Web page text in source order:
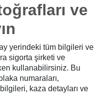
ve
yerindeki tüm bilgileri ve
sigorta şirketi ve
kullanabilirsiniz. Bu
numaraları,
kaza detayları ve